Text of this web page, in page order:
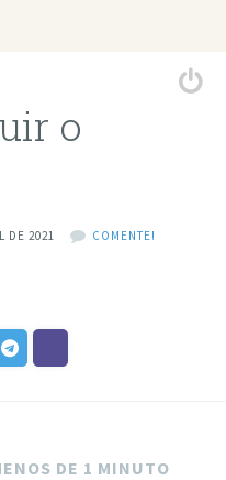
o
DE 2021
COMENTE!
DE 1 MINUTO